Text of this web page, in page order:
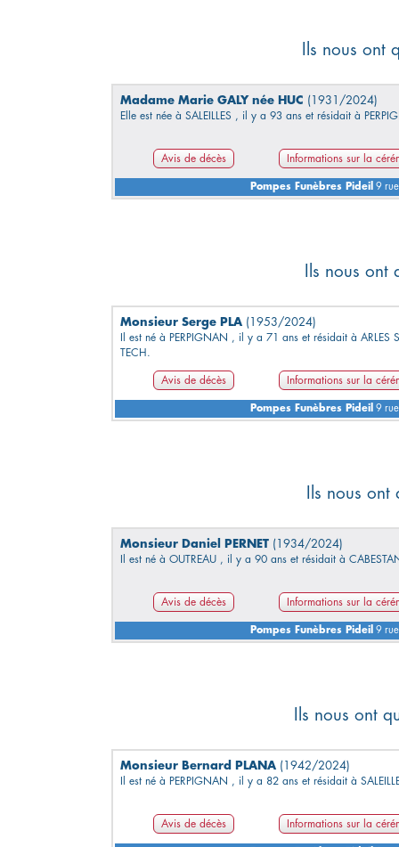
Ils nous
Madame Marie GALY née HUC (1931/2024)
Elle est née à SALEILLES , il y a 93 ans et résidait à
Avis de décès Informations sur la
Pompes Funèbres Pideil 9
Ils nous
Monsieur Serge PLA (1953/2024)
Il est né à PERPIGNAN , il y a 71 ans et résidait à ARLES
TECH.
Avis de décès Informations sur la
Pompes Funèbres Pideil 9
Ils nous
Monsieur Daniel PERNET (1934/2024)
Il est né à OUTREAU , il y a 90 ans et résidait à
Avis de décès Informations sur la
Pompes Funèbres Pideil 9
Ils nous ont
Monsieur Bernard PLANA (1942/2024)
Il est né à PERPIGNAN , il y a 82 ans et résidait à
Avis de décès Informations sur la